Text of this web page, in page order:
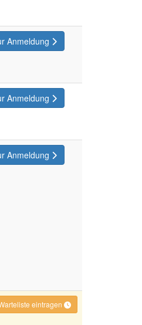
Anmeldung
Anmeldung
Anmeldung
eintragen